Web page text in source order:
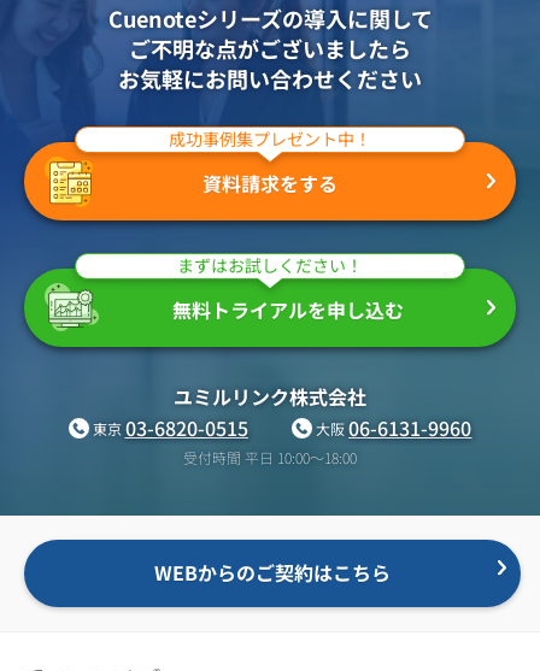
Cuenoteシリーズの導入に関して
ご不明な点がございましたら
お気軽にお問い合わせください
成功事例集プレゼント中！
資料請求をする
まずはお試しください！
無料トライアルを申し込む
ユミルリンク株式会社
東京03-6820-0515 大阪06-6131-9960
受付時間 平日 10:00〜18:00
WEBからのご契約はこちら